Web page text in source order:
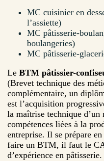
MC cuisinier en
l’assiette)
MC pâtisserie-
boulangeries)
MC pâtisserie-
Le BTM pâtissier-
(Brevet technique des
complémentaire, un
est l’acquisition
la maîtrise technique d’un
compétences liées à la
entreprise. Il se prépare
faire un BTM, il faut le
d’expérience en pâtisserie.